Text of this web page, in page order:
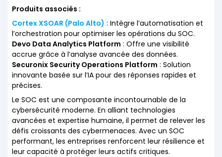
Produits associés :
Cortex XSOAR (Palo Alto) : Intègre l’automatisation et
l’orchestration pour optimiser les opérations du SOC.
Devo Data Analytics Platform : Offre une visibilité
accrue grâce à l’analyse avancée des données.
Securonix Security Operations Platform : Solution
innovante basée sur l’IA pour des réponses rapides et
précises.
Le SOC est une composante incontournable de la
cybersécurité moderne. En alliant technologies
avancées et expertise humaine, il permet de relever les
défis croissants des cybermenaces. Avec un SOC
performant, les entreprises renforcent leur résilience et
leur capacité à protéger leurs actifs critiques.